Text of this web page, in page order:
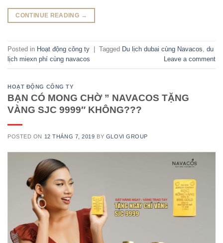
CONTINUE READING →
Posted in Hoạt động công ty Tagged Du lịch dubai cùng Navacos du
lịch miexn phí cùng navacos
Leave a comment
HOẠT ĐỘNG CÔNG TY
BẠN CÓ MONG CHỜ ” NAVACOS TẶNG
VÀNG SJC 9999″ KHÔNG???
POSTED ON 12 THÁNG 7, 2019 BY GLOVI GROUP